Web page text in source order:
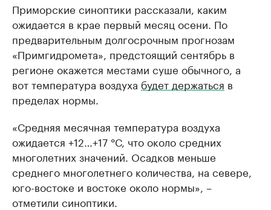
Приморские синоптики рассказали, каким
ожидается в крае первый месяц осени. По
предварительным долгосрочным прогнозам
«Примгидромета», предстоящий сентябрь в
регионе окажется местами суше обычного, а
вот температура воздуха будет держаться в
пределах нормы.
«Средняя месячная температура воздуха
ожидается +12…+17 °С, что около средних
многолетних значений. Осадков меньше
среднего многолетнего количества, на севере,
юго-востоке и востоке около нормы», –
отметили синоптики.